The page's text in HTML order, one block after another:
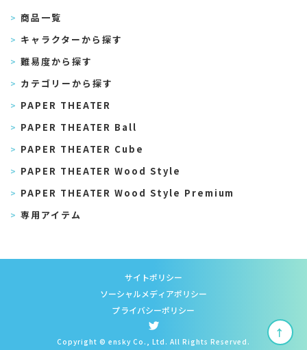
↑
商品一覧
キャラクターから探す
難易度から探す
カテゴリーから探す
PAPER THEATER
PAPER THEATER Ball
PAPER THEATER Cube
PAPER THEATER Wood Style
PAPER THEATER Wood Style Premium
専用アイテム
Copyright © ensky Co., Ltd. All Rights Reserved.
サイトポリシー
ソーシャルメディアポリシー
プライバシーポリシー